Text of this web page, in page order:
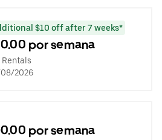
$10 off after 7 weeks*
por semana
Rentals
2026
por semana